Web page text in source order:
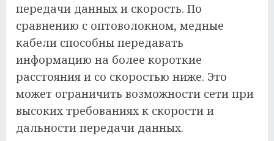
передачи данных и скорость. По
сравнению с оптоволокном, медные
кабели способны передавать
информацию на более короткие
расстояния и со скоростью ниже. Это
может ограничить возможности сети при
высоких требованиях к скорости и
дальности передачи данных.